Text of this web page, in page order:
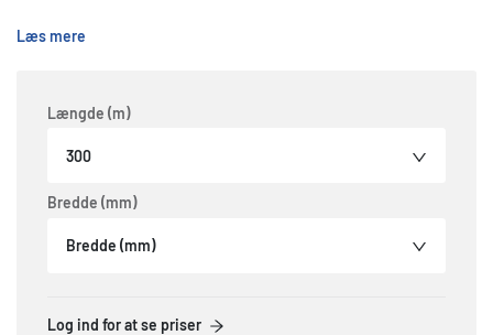
Læs mere
Længde (m)
300
Bredde (mm)
Bredde (mm)
Log ind for at se priser